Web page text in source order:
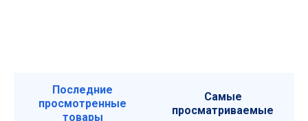
Последние
просмотренные
товары
Самые
просматриваемые